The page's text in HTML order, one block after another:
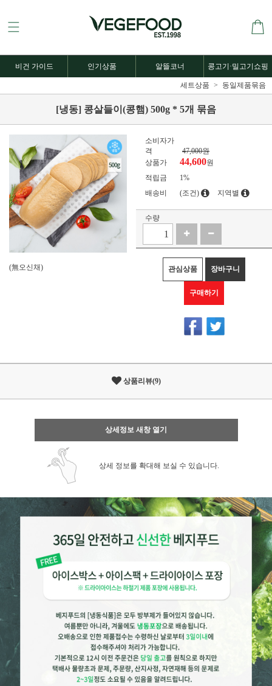
비건 가이드 인기상품 알뜰코너 콩고기·밀고기쇼핑
세트상품 동일제품묶음
[냉동] 콩살들이(콩햄) 500g * 5개 묶음
(無오신채)
소비자가
격
47,000원
상품가
44,600원
적립금
1%
배송비
(조건) 지역별
수량
관심상품 장바구니
구매하기
상품리뷰(9)
상세정보 새창 열기
상세 정보를 확대해 보실 수 있습니다.